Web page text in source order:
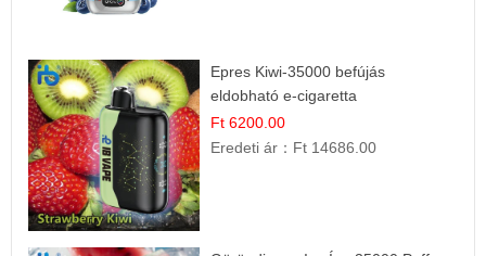
Epres Kiwi-35000 befújás
eldobható e-cigaretta
Ft 6200.00
Eredeti ár： Ft 14686.00